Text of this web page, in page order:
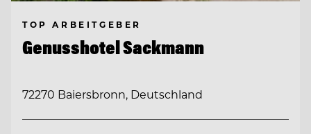
TOP ARBEITGEBER
Genusshotel Sackmann
72270 Baiersbronn, Deutschland